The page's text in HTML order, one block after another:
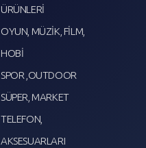
ÜRÜNLERİ
OYUN, MÜZİK, FİLM,
HOBİ
SPOR ,OUTDOOR
SÜPER, MARKET
TELEFON,
AKSESUARLARI